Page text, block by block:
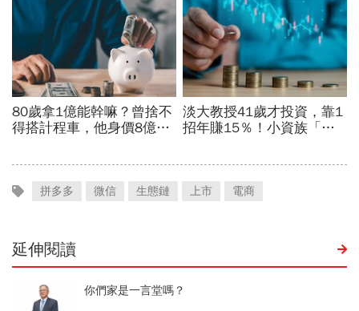
拼多多 微信 生態鏈 上市 電商
延伸閱讀
你們家是一言堂嗎？